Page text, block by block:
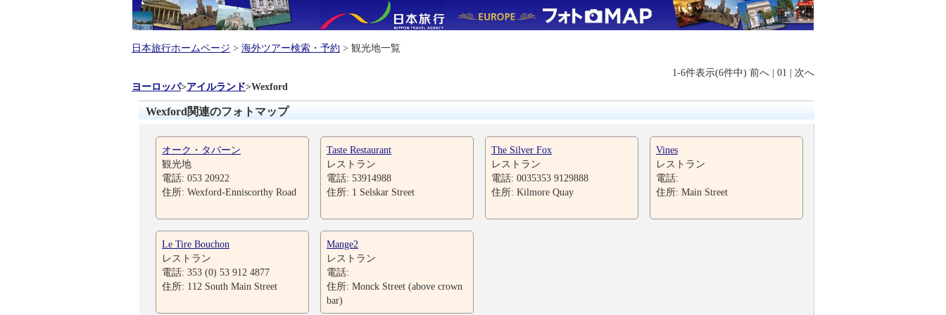
日本旅行ホームページ > 海外ツアー検索・予約 > 観光地一覧
1-6件表示(6件中) 前へ | 01 | 次へ
ヨーロッパ>アイルランド>Wexford
Wexford関連のフォトマップ
オーク・タバーン
観光地
電話: 053 20922
住所: Wexford-Enniscorthy Road
Taste Restaurant
レストラン
電話: 53914988
住所: 1 Selskar Street
The Silver Fox
レストラン
電話: 0035353 9129888
住所: Kilmore Quay
Vines
レストラン
電話:
住所: Main Street
Le Tire Bouchon
レストラン
電話: 353 (0) 53 912 4877
住所: 112 South Main Street
Mange2
レストラン
電話:
住所: Monck Street (above crown
bar)